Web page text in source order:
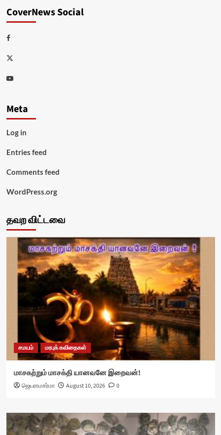
CoverNews Social
Facebook
Twitter
Youtube
Meta
Log in
Entries feed
Comments feed
WordPress.org
தவற விட்டவை
சமயம் மரபுக் கவிதைகள்
மாசகற்றும் மாசக்தி யானவனே இறைவன்!
ஜெயராமசர்மா August 10, 2026 0